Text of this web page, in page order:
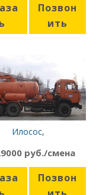
Позвон
ить
Илосос,
КАМАЗ КО-507А
руб./смена
Позвон